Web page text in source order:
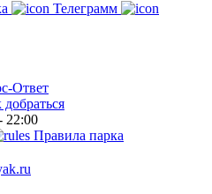
Телеграмм
Ответ
добраться
22:00
Правила парка